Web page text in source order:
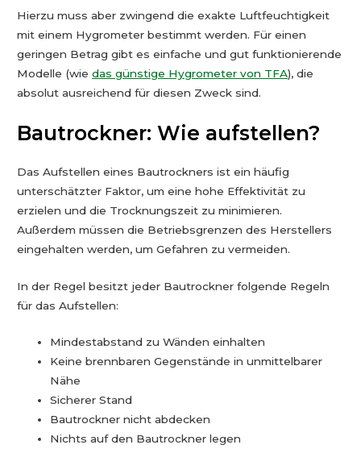
Hierzu muss aber zwingend die exakte Luftfeuchtigkeit
mit einem Hygrometer bestimmt werden. Für einen
geringen Betrag gibt es einfache und gut funktionierende
Modelle (wiedas günstige Hygrometer von TFA), die
absolut ausreichend für diesen Zweck sind.
Bautrockner: Wie aufstellen?
Das Aufstellen eines Bautrockners ist ein häufig
unterschätzter Faktor, um eine hohe Effektivität zu
erzielen und die Trocknungszeit zu minimieren.
Außerdem müssen die Betriebsgrenzen des Herstellers
eingehalten werden, um Gefahren zu vermeiden.
In der Regel besitzt jeder Bautrockner folgende Regeln
für das Aufstellen:
Mindestabstand zu Wänden einhalten
Keine brennbaren Gegenstände in unmittelbarer
Nähe
Sicherer Stand
Bautrockner nicht abdecken
Nichts auf den Bautrockner legen